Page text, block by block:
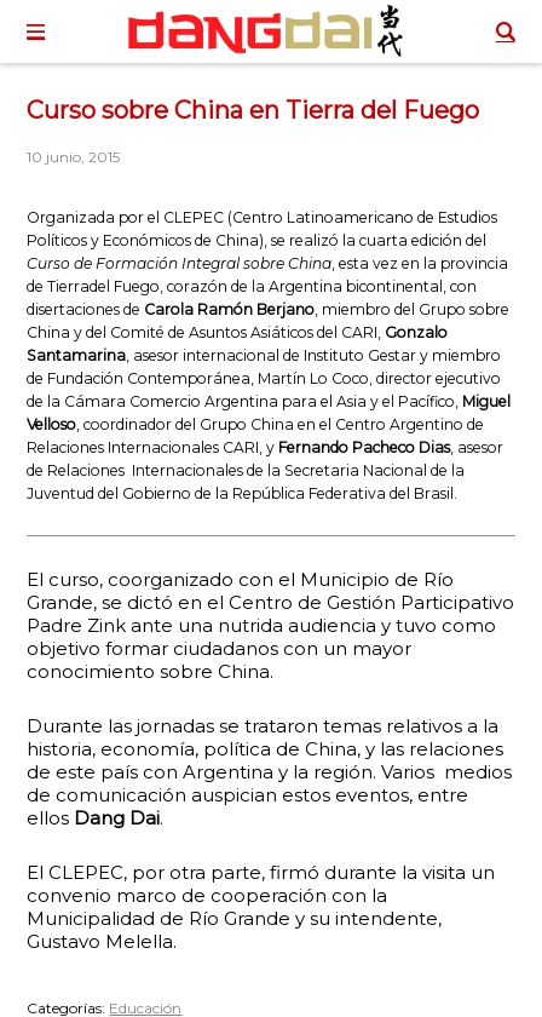
Curso sobre China en Tierra del Fuego
10 junio, 2015
Organizada por el CLEPEC (Centro Latinoamericano de Estudios
Políticos y Económicos de China), se realizó la cuarta edición del
Curso de Formación Integral sobre China, esta vez en la provincia
de Tierradel Fuego, corazón de la Argentina bicontinental, con
disertaciones de Carola Ramón Berjano, miembro del Grupo sobre
China y del Comité de Asuntos Asiáticos del CARI, Gonzalo
Santamarina, asesor internacional de Instituto Gestar y miembro
de Fundación Contemporánea, Martín Lo Coco, director ejecutivo
de la Cámara Comercio Argentina para el Asia y el Pacífico, Miguel
Velloso, coordinador del Grupo China en el Centro Argentino de
Relaciones Internacionales CARI, y Fernando Pacheco Dias, asesor
de Relaciones Internacionales de la Secretaria Nacional de la
Juventud del Gobierno de la República Federativa del Brasil.
El curso, coorganizado con el Municipio de Río
Grande, se dictó en el Centro de Gestión Participativo
Padre Zink ante una nutrida audiencia y tuvo como
objetivo formar ciudadanos con un mayor
conocimiento sobre China.
Durante las jornadas se trataron temas relativos a la
historia, economía, política de China, y las relaciones
de este país con Argentina y la región. Varios medios
de comunicación auspician estos eventos, entre
ellos Dang Dai.
El CLEPEC, por otra parte, firmó durante la visita un
convenio marco de cooperación con la
Municipalidad de Río Grande y su intendente,
Gustavo Melella.
Categorías: Educación